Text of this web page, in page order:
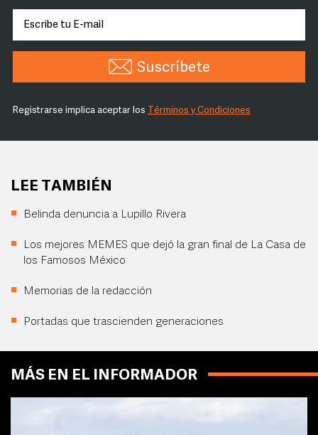
Suscríbete
Registrarse implica aceptar los Términos y Condiciones
LEE TAMBIÉN
Belinda denuncia a Lupillo Rivera
Los mejores MEMES que dejó la gran final de La Casa de
los Famosos México
Memorias de la redacción
Portadas que trascienden generaciones
MÁS EN EL INFORMADOR